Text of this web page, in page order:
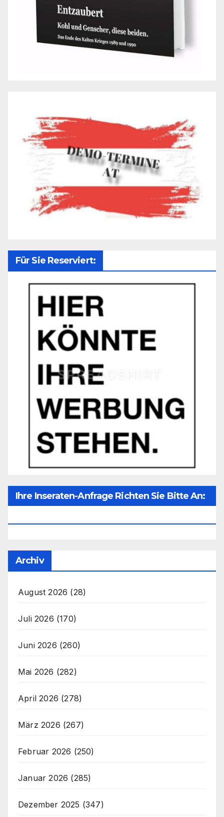
Für Sie Reserviert:
Ihre Inseraten-Anfrage Richten Sie Bitte An:
Archiv
August 2026 (28)
Juli 2026 (170)
Juni 2026 (260)
Mai 2026 (282)
April 2026 (278)
März 2026 (267)
Februar 2026 (250)
Januar 2026 (285)
Dezember 2025 (347)